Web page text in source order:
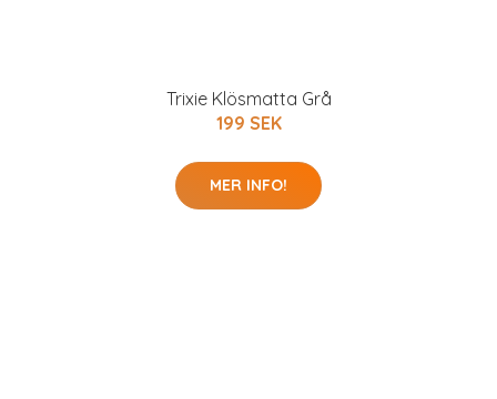
Trixie Klösmatta Grå
199 SEK
MER INFO!